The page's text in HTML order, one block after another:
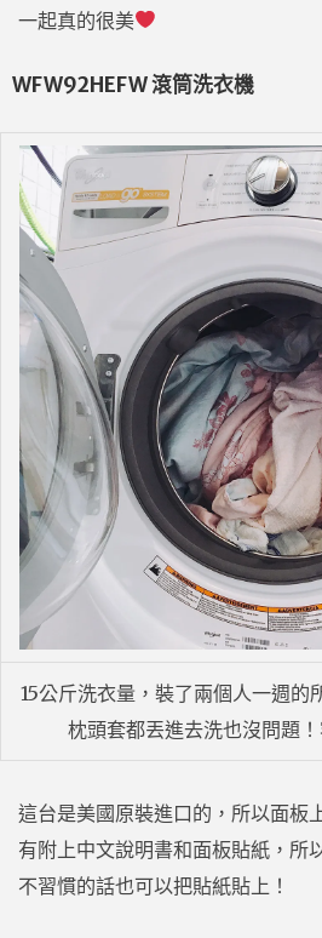
一起真的很美
WFW92HEFW 滾筒洗衣機
15公斤洗衣量，裝了兩個人一週的
枕頭套都丟進去洗也沒問題！
這台是美國原裝進口的，所以面板
有附上中文說明書和面板貼紙，所
不習慣的話也可以把貼紙貼上！